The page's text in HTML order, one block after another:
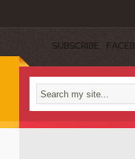
SUBSCRIBE